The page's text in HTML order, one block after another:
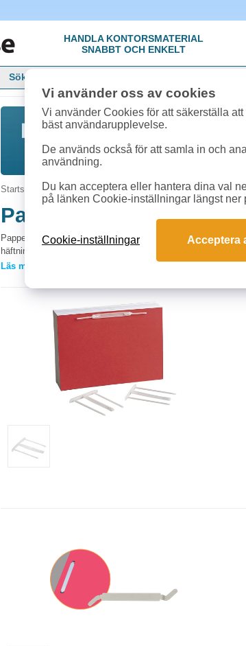
HANDLA KONTORSMATERIAL
SNABBT OCH ENKELT
Startsida »Sortering, Förvaring»Pappersbindare
Pappersbindare
Pappersbindare håller ihop lösa dokument, rapporter och
häftning för tillfällig och enkel dokumentorganisation. Köp
Pappersbindare passar när dokument ofta behöver delas,
dokumentation och arkivering är häftning eller spiralbindning
Hur många pappersbindare behövs?
Köp i flerpack (50-100 st) eftersom de oftast är till
Läs mer »
Vi använder oss av cookies
Vi använder Cookies för att säkerställa
bäst användarupplevelse.
De används också för att samla in och
användning.
Du kan acceptera eller hantera dina val
på länken Cookie-inställningar längst ner
Cookie-inställningar Acceptera